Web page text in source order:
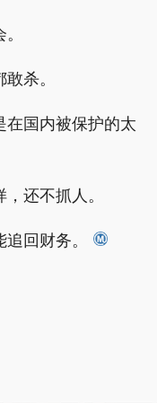
杀。
在国内被保护的太
还不抓人。
回财务。